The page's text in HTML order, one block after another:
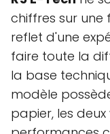
chiffres sur une
reflet d'une
faire toute la
la base
modèle
papier, les